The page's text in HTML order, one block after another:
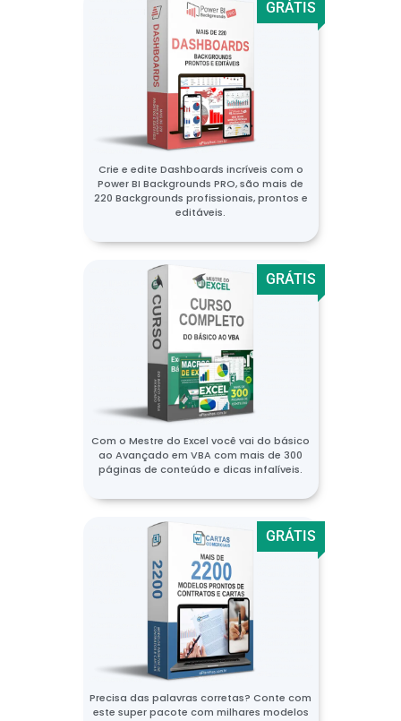
GRÁTIS
Crie e edite Dashboards incríveis com o
Power BI Backgrounds PRO, são mais de
220 Backgrounds profissionais, prontos e
editáveis.
GRÁTIS
Com o Mestre do Excel você vai do básico
ao Avançado em VBA com mais de 300
páginas de conteúdo e dicas infalíveis.
GRÁTIS
Precisa das palavras corretas? Conte com
este super pacote com milhares modelos